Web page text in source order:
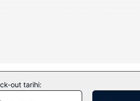
Misafirlerimize telefon, emanet
misafirlere içecek servisi yapılan bar/
out tarihi: